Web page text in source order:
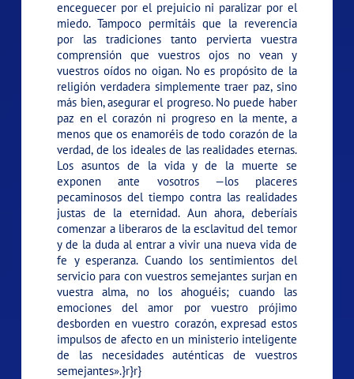
enceguecer por el prejuicio ni paralizar por el
miedo. Tampoco permitáis que la reverencia
por las tradiciones tanto pervierta vuestra
comprensión que vuestros ojos no vean y
vuestros oídos no oigan. No es propósito de la
religión verdadera simplemente traer paz, sino
más bien, asegurar el progreso. No puede haber
paz en el corazón ni progreso en la mente, a
menos que os enamoréis de todo corazón de la
verdad, de los ideales de las realidades eternas.
Los asuntos de la vida y de la muerte se
exponen ante vosotros —los placeres
pecaminosos del tiempo contra las realidades
justas de la eternidad. Aun ahora, deberíais
comenzar a liberaros de la esclavitud del temor
y de la duda al entrar a vivir una nueva vida de
fe y esperanza. Cuando los sentimientos del
servicio para con vuestros semejantes surjan en
vuestra alma, no los ahoguéis; cuando las
emociones del amor por vuestro prójimo
desborden en vuestro corazón, expresad estos
impulsos de afecto en un ministerio inteligente
de las necesidades auténticas de vuestros
semejantes».}r}r}